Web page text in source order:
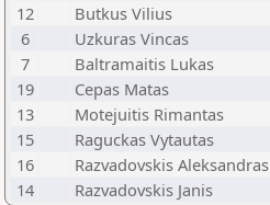
12
Butkus Vilius
6
Uzkuras Vincas
7
Baltramaitis Lukas
19
Cepas Matas
13
Motejuitis Rimantas
15
Raguckas Vytautas
16
Razvadovskis Aleksandras
14
Razvadovskis Janis